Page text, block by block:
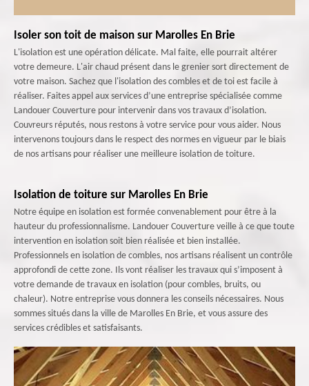
Isoler son toit de maison sur Marolles En Brie
L'isolation est une opération délicate. Mal faite, elle pourrait altérer
votre demeure. L'air chaud présent dans le grenier sort directement de
votre maison. Sachez que l'isolation des combles et de toi est facile à
réaliser. Faites appel aux services d’une entreprise spécialisée comme
Landouer Couverture pour intervenir dans vos travaux d’isolation.
Couvreurs réputés, nous restons à votre service pour vous aider. Nous
intervenons toujours dans le respect des normes en vigueur par le biais
de nos artisans pour réaliser une meilleure isolation de toiture.
Isolation de toiture sur Marolles En Brie
Notre équipe en isolation est formée convenablement pour être à la
hauteur du professionnalisme. Landouer Couverture veille à ce que toute
intervention en isolation soit bien réalisée et bien installée.
Professionnels en isolation de combles, nos artisans réalisent un contrôle
approfondi de cette zone. Ils vont réaliser les travaux qui s’imposent à
votre demande de travaux en isolation (pour combles, bruits, ou
chaleur). Notre entreprise vous donnera les conseils nécessaires. Nous
sommes situés dans la ville de Marolles En Brie, et vous assure des
services crédibles et satisfaisants.